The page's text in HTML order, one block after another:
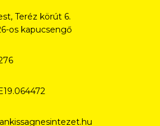
Teréz körút 6.
os kapucsengő